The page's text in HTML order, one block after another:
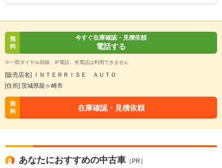
無
料
今すぐ在庫確認・見積依頼
電話する
※一部ダイヤル回線、IP電話、光電話は利用できません
[販売店名] ＩＮＴＥＲＲＩＳＥ ＡＵＴＯ
[住所] 茨城県龍ヶ崎市
無
料
在庫確認・見積依頼
あなたにおすすめの中古車 ［PR］
入力途中の情報を保存しますか？